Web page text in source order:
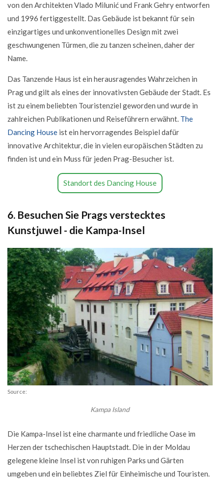
von den Architekten Vlado Milunić und Frank Gehry entworfen
und 1996 fertiggestellt. Das Gebäude ist bekannt für sein
einzigartiges und unkonventionelles Design mit zwei
geschwungenen Türmen, die zu tanzen scheinen, daher der
Name.
Das Tanzende Haus ist ein herausragendes Wahrzeichen in
Prag und gilt als eines der innovativsten Gebäude der Stadt. Es
ist zu einem beliebten Touristenziel geworden und wurde in
zahlreichen Publikationen und Reiseführern erwähnt. The
Dancing House ist ein hervorragendes Beispiel dafür
innovative Architektur, die in vielen europäischen Städten zu
finden ist und ein Muss für jeden Prag-Besucher ist.
Standort des Dancing House
6. Besuchen Sie Prags verstecktes
Kunstjuwel - die Kampa-Insel
Source:
Kampa Island
Die Kampa-Insel ist eine charmante und friedliche Oase im
Herzen der tschechischen Hauptstadt. Die in der Moldau
gelegene kleine Insel ist von ruhigen Parks und Gärten
umgeben und ein beliebtes Ziel für Einheimische und Touristen.